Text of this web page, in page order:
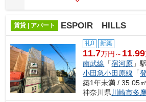
賃貸 | アパート ESPOIR HILLS
礼0 新築
11.7万円～ 11.99
南武線 「宿河原 」
小田急小田原線 「
築1年未満 / 35.05㎡
神奈川県川崎市多